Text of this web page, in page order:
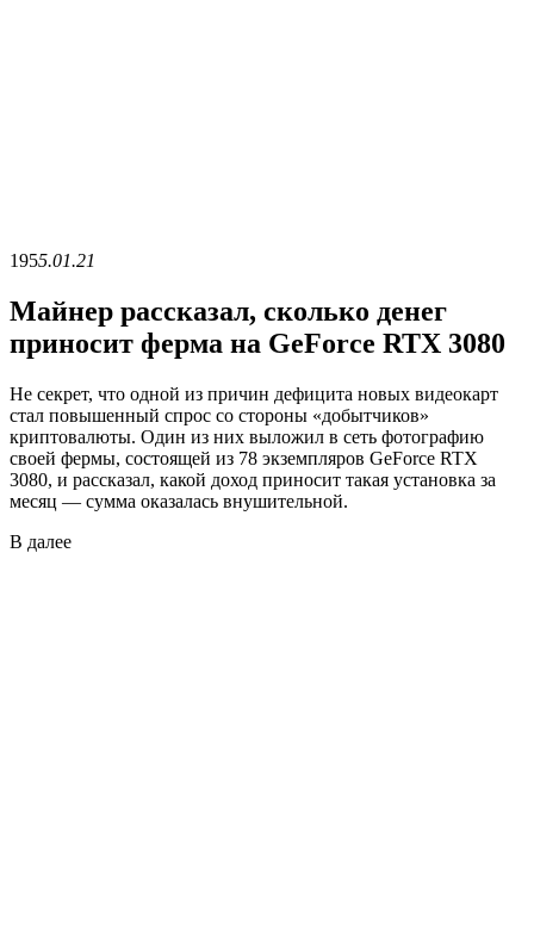
1955.01.21
Майнер рассказал, сколько денег
приносит ферма на GeForce RTX 3080
Не секрет, что одной из причин дефицита новых видеокарт
стал повышенный спрос со стороны «добытчиков»
криптовалюты. Один из них выложил в сеть фотографию
своей фермы, состоящей из 78 экземпляров GeForce RTX
3080, и рассказал, какой доход приносит такая установка за
месяц — сумма оказалась внушительной.
В далее